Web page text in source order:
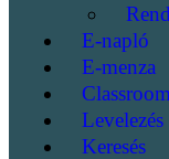
E-napló
E-menza
Classroom
Levelezés
Keresés